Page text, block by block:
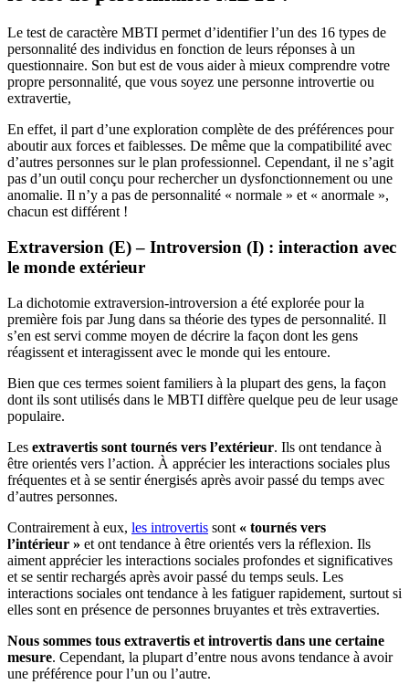
Le test de caractère MBTI permet d’identifier l’un des 16 types de
personnalité des individus en fonction de leurs réponses à un
questionnaire. Son but est de vous aider à mieux comprendre votre
propre personnalité, que vous soyez une personne introvertie ou
extravertie,
En effet, il part d’une exploration complète de des préférences pour
aboutir aux forces et faiblesses. De même que la compatibilité avec
d’autres personnes sur le plan professionnel. Cependant, il ne s’agit
pas d’un outil conçu pour rechercher un dysfonctionnement ou une
anomalie. Il n’y a pas de personnalité « normale » et « anormale »,
chacun est différent !
Extraversion (E) – Introversion (I) : interaction avec
le monde extérieur
La dichotomie extraversion-introversion a été explorée pour la
première fois par Jung dans sa théorie des types de personnalité. Il
s’en est servi comme moyen de décrire la façon dont les gens
réagissent et interagissent avec le monde qui les entoure.
Bien que ces termes soient familiers à la plupart des gens, la façon
dont ils sont utilisés dans le MBTI diffère quelque peu de leur usage
populaire.
Les extravertis sont tournés vers l’extérieur. Ils ont tendance à
être orientés vers l’action. À apprécier les interactions sociales plus
fréquentes et à se sentir énergisés après avoir passé du temps avec
d’autres personnes.
Contrairement à eux, les introvertis sont « tournés vers
l’intérieur » et ont tendance à être orientés vers la réflexion. Ils
aiment apprécier les interactions sociales profondes et significatives
et se sentir rechargés après avoir passé du temps seuls. Les
interactions sociales ont tendance à les fatiguer rapidement, surtout si
elles sont en présence de personnes bruyantes et très extraverties.
Nous sommes tous extravertis et introvertis dans une certaine
mesure. Cependant, la plupart d’entre nous avons tendance à avoir
une préférence pour l’un ou l’autre.